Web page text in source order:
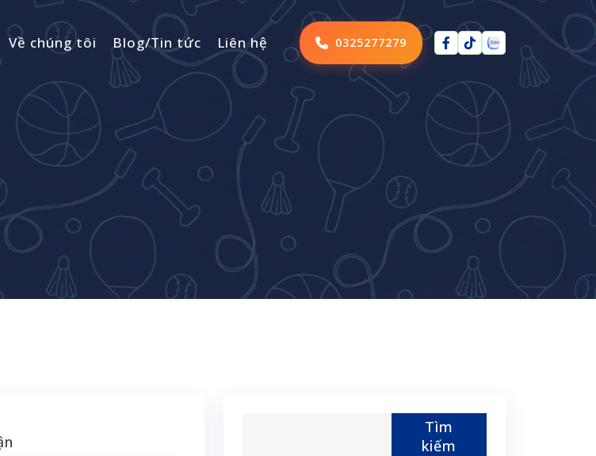
Về chúng tôi Blog/Tin tức Liên hệ 0325277279
Tìm
kiếm